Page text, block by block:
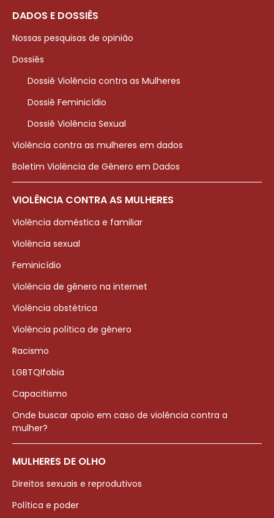
DADOS E DOSSIÊS
Nossas pesquisas de opinião
Dossiês
Dossiê Violência contra as Mulheres
Dossiê Feminicídio
Dossiê Violência Sexual
Violência contra as mulheres em dados
Boletim Violência de Gênero em Dados
VIOLÊNCIA CONTRA AS MULHERES
Violência doméstica e familiar
Violência sexual
Feminicídio
Violência de gênero na internet
Violência obstétrica
Violência política de gênero
Racismo
LGBTQIfobia
Capacitismo
Onde buscar apoio em caso de violência contra a
mulher?
MULHERES DE OLHO
Direitos sexuais e reprodutivos
Política e poder